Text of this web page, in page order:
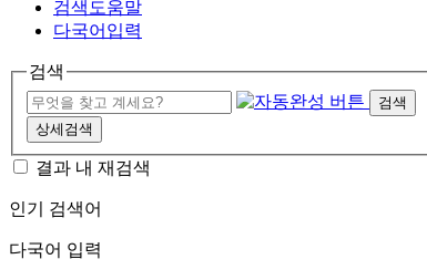
검색도움말
다국어입력
검색
검색
상세검색
결과 내 재검색
인기 검색어
다국어 입력